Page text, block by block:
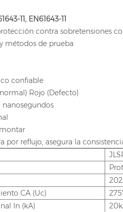
11, EN61643-11
contra sobretensiones
métodos de prueba
confiable
Rojo (Defecto)
nanosegundos
por reflujo, asegura la
CA (Uc)
In (kA)